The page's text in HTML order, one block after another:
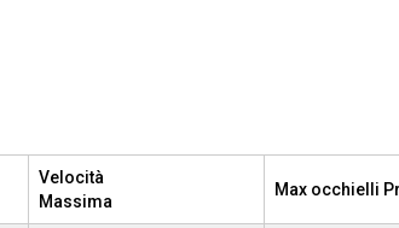
Velocità
Massima
Max occhielli